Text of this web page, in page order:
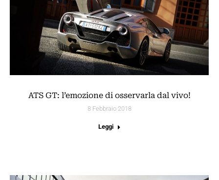
ATS GT: l’emozione di osservarla dal vivo!
8 Febbraio 2018
Leggi